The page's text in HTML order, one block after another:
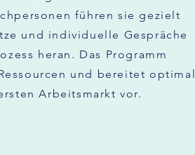
führen sie gezielt
und individuelle Gespräche
heran. Das Programm
und bereitet optimal
Arbeitsmarkt vor.